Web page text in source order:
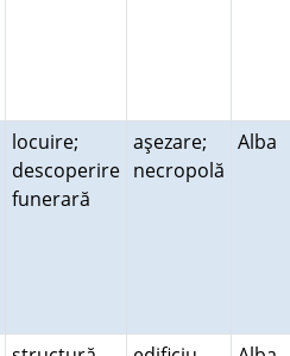
locuire;
descoperire
funerară
aşezare;
necropolă
Alba